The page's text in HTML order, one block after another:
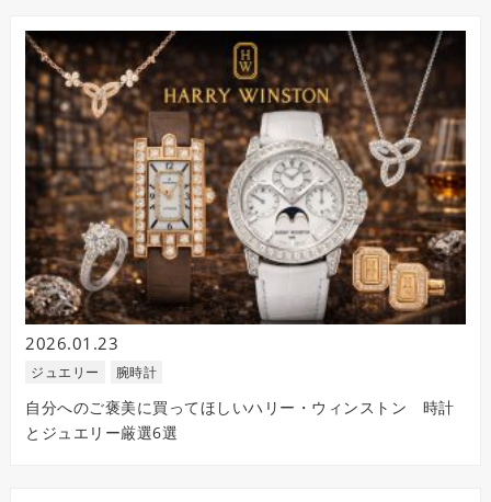
2026.01.23
ジュエリー 腕時計
自分へのご褒美に買ってほしいハリー・ウィンストン 時計
とジュエリー厳選6選